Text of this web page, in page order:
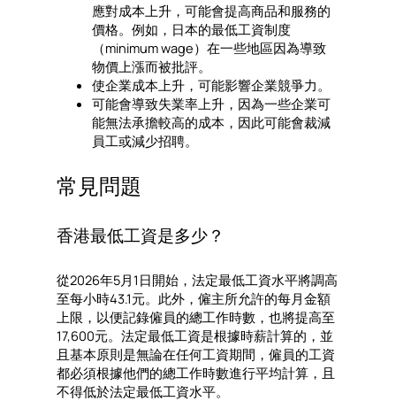
應對成本上升，可能會提高商品和服務的
價格。例如，日本的最低工資制度
（minimum wage）在一些地區因為導致
物價上漲而被批評。
使企業成本上升，可能影響企業競爭力。
可能會導致失業率上升，因為一些企業可
能無法承擔較高的成本，因此可能會裁減
員工或減少招聘。
常見問題
香港最低工資是多少？
從2026年5月1日開始，法定最低工資水平將調高
至每小時43.1元。此外，僱主所允許的每月金額
上限，以便記錄僱員的總工作時數，也將提高至
17,600元。法定最低工資是根據時薪計算的，並
且基本原則是無論在任何工資期間，僱員的工資
都必須根據他們的總工作時數進行平均計算，且
不得低於法定最低工資水平。